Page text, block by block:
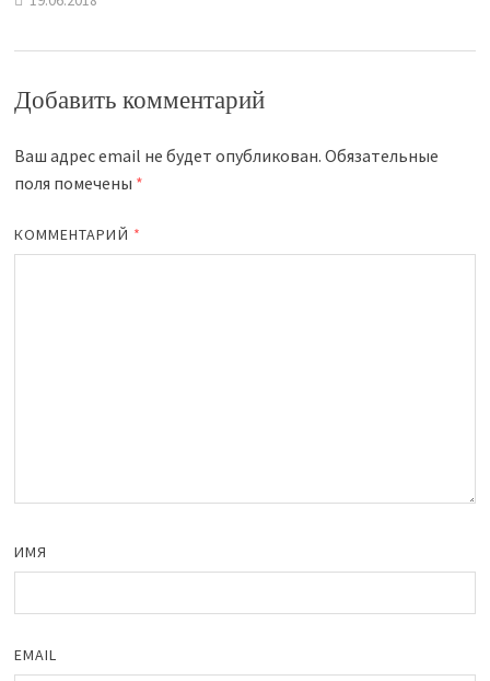
Добавить комментарий
Ваш адрес email не будет опубликован. Обязательные
поля помечены *
КОММЕНТАРИЙ *
ИМЯ
EMAIL